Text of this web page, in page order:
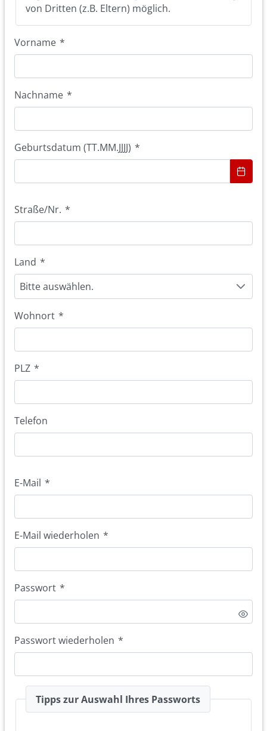
von Dritten (z.B. Eltern) möglich.
Vorname *
Nachname *
Geburtsdatum (TT.MM.JJJJ) *
Straße/Nr. *
Land *
Bitte auswählen.
Wohnort *
PLZ *
Telefon
E-Mail *
E-Mail wiederholen *
Passwort *
Passwort wiederholen *
Tipps zur Auswahl Ihres Passworts